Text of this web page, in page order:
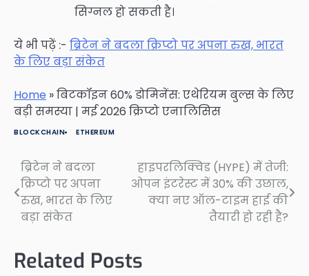
सिग्नल हो सकती है।
ये भी पढ़ें :- ब्रिटेन ने बदला क्रिप्टो पर अपना रुख, भारत
के लिए बड़ा संकेत
Home »बिटकॉइन 60% डोमिनेंस: एथेरियम बुल्स के लिए
बड़ी समस्या | मई 2026 क्रिप्टो एनालिसिस
BLOCKCHAIN ETHEREUM
Post
navigation
ब्रिटेन ने बदला
क्रिप्टो पर अपना
रुख, भारत के लिए
बड़ा संकेत
हाइपरलिक्विड (HYPE) में तेजी:
ओपन इंटरेस्ट में 30% की उछाल,
क्या नए ऑल-टाइम हाई की
तैयारी हो रही है?
Related Posts